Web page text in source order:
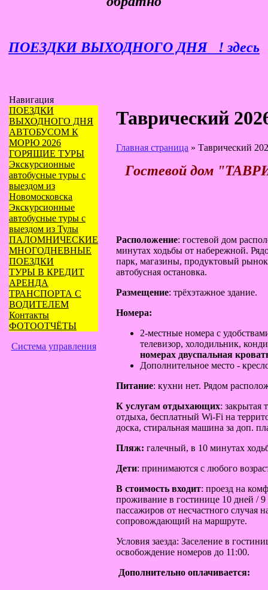
ПОЕЗДКИ ВЫХОДНОГО ДНЯ ! здесь
Навигация
ПОЕЗДКИ
ВЫХОДНОГО ДНЯ
АВТОБУСОМ К
МОРЮ 2026
ГОРЯЩИЕ ТУРЫ
Экскурсионные
автобусные туры с
выездом из
Новомосковска
Экскурсионные
автобусные туры с
выездом из Тулы
ПАЛОМНИЧЕСКИЕ
МНОГОДНЕВНЫЕ
ПОЕЗДКИ
ТУРЫ В КРЕДИТ
АРЕНДА
ТРАНСПОРТА С
ВОДИТЕЛЕМ
Контакты
ФОТООТЧЁТЫ
Система управления
Таврический
Главная страница » Таврический
Гостевой дом
Расположение: гостевой дом
минутах ходьбы от набережной.
парк, магазины, продуктовый
автобусная остановка.
Размещение: трёхэтажное здание.
Номера:
2-местные номера с
телевизор, холодильник,
номерах двуспальная
Дополнительное место -
Питание: кухни нет. Рядом
К услугам отдыхающих: закрытая
отдыха, бесплатный Wi-Fi на
доска, стиральная машина за доп.
Пляж: галечный, в 10 минутах
Дети: принимаются с любого
В стоимость входит: проезд на
проживание в гостинице 10 дней / 9
пассажиров от несчастного случая
сопровождающий на маршруте.
Условия заезда: Заселение в
освобождение номеров до 11:00.
Дополнительно оплачивается: